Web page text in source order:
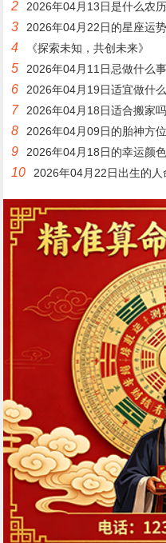
2 2026年04月13日是什么农
3 2026年04月22日的星座运
4 《探索未知，共创未来》
5 2026年04月11日忌做什么事
6 2026年04月19日适宜做什
7 2026年04月18日适合搬家吗
8 2026年04月09日的胎神方
9 2026年04月18日的幸运颜
10 2026年04月22日出生的人